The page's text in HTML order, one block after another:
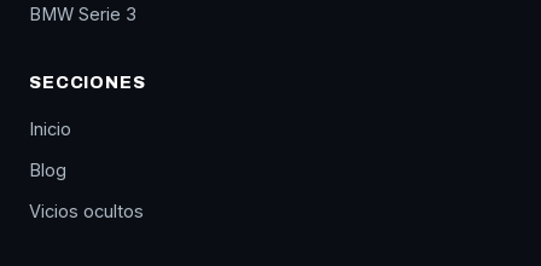
BMW Serie 3
SECCIONES
Inicio
Blog
Vicios ocultos